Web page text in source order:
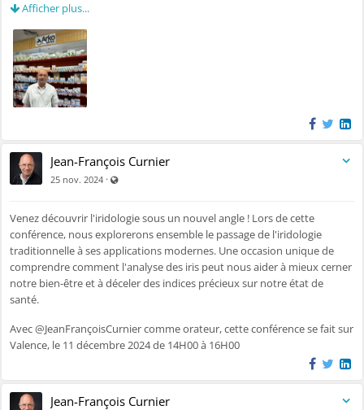
Afficher plus...
Jean-François Curnier
25 nov. 2024 ·
Venez découvrir l'iridologie sous un nouvel angle ! Lors de cette
conférence, nous explorerons ensemble le passage de l'iridologie
traditionnelle à ses applications modernes. Une occasion unique de
comprendre comment l'analyse des iris peut nous aider à mieux cerner
notre bien-être et à déceler des indices précieux sur notre état de
santé.
Avec @JeanFrançoisCurnier comme orateur, cette conférence se fait sur
Valence, le 11 décembre 2024 de 14H00 à 16H00
Jean-François Curnier